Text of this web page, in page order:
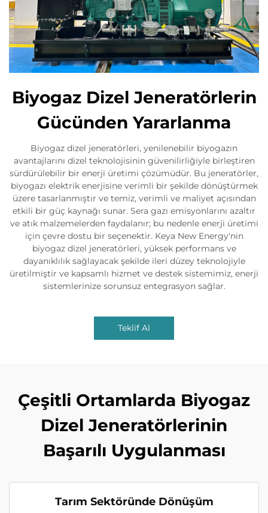
Biyogaz Dizel Jeneratörlerin
Gücünden Yararlanma
Biyogaz dizel jeneratörleri, yenilenebilir biyogazın
avantajlarını dizel teknolojisinin güvenilirliğiyle birleştiren
sürdürülebilir bir enerji üretimi çözümüdür. Bu jeneratörler,
biyogazı elektrik enerjisine verimli bir şekilde dönüştürmek
üzere tasarlanmıştır ve temiz, verimli ve maliyet açısından
etkili bir güç kaynağı sunar. Sera gazı emisyonlarını azaltır
ve atık malzemelerden faydalanır; bu nedenle enerji üretimi
için çevre dostu bir seçenektir. Keya New Energy'nin
biyogaz dizel jeneratörleri, yüksek performans ve
dayanıklılık sağlayacak şekilde ileri düzey teknolojiyle
üretilmiştir ve kapsamlı hizmet ve destek sistemimiz, enerji
sistemlerinize sorunsuz entegrasyon sağlar.
Teklif Al
Çeşitli Ortamlarda Biyogaz
Dizel Jeneratörlerinin
Başarılı Uygulanması
Tarım Sektöründe Dönüşüm